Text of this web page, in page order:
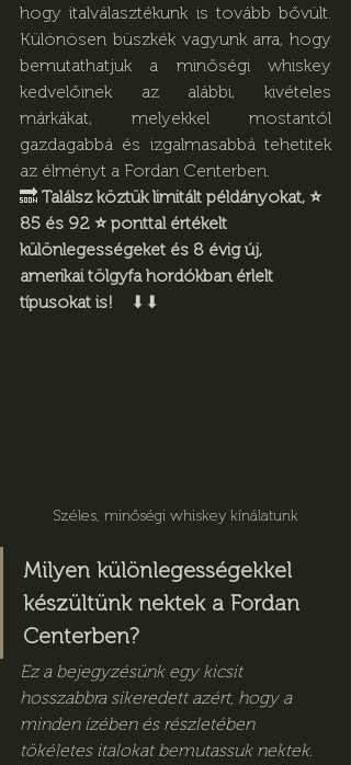
hogy italválasztékunk is tovább bővült.
Különösen büszkék vagyunk arra, hogy
bemutathatjuk a minőségi whiskey
kedvelőinek az alábbi, kivételes
márkákat, melyekkel mostantól
gazdagabbá és izgalmasabbá tehetitek
az élményt a Fordan Centerben.
🔜 Találsz köztük limitált példányokat, ⭐
85 és 92 ⭐ ponttal értékelt
különlegességeket és 8 évig új,
amerikai tölgyfa hordókban érlelt
típusokat is!
⬇⬇
Széles, minőségi whiskey kínálatunk
Milyen különlegességekkel
készültünk nektek a Fordan
Centerben?
Ez a bejegyzésünk egy kicsit
hosszabbra sikeredett azért, hogy a
minden ízében és részletében
tökéletes italokat bemutassuk nektek.